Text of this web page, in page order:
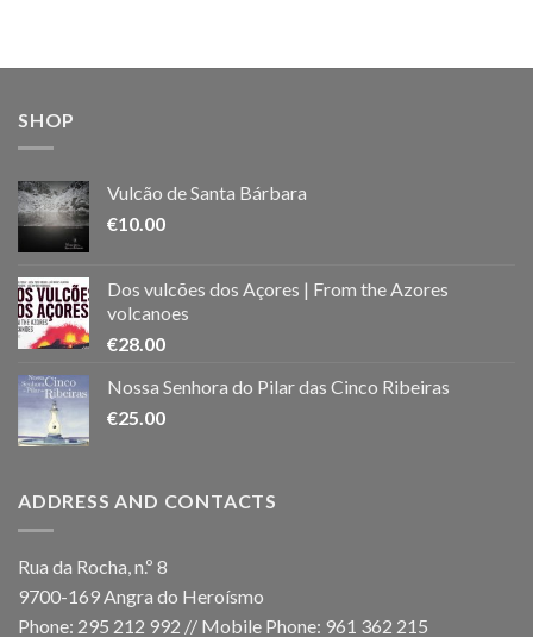
SHOP
Vulcão de Santa Bárbara
€10.00
Dos vulcões dos Açores | From the Azores
volcanoes
€28.00
Nossa Senhora do Pilar das Cinco Ribeiras
€25.00
ADDRESS AND CONTACTS
Rua da Rocha, n.º 8
9700-169 Angra do Heroísmo
Phone: 295 212 992 // Mobile Phone: 961 362 215